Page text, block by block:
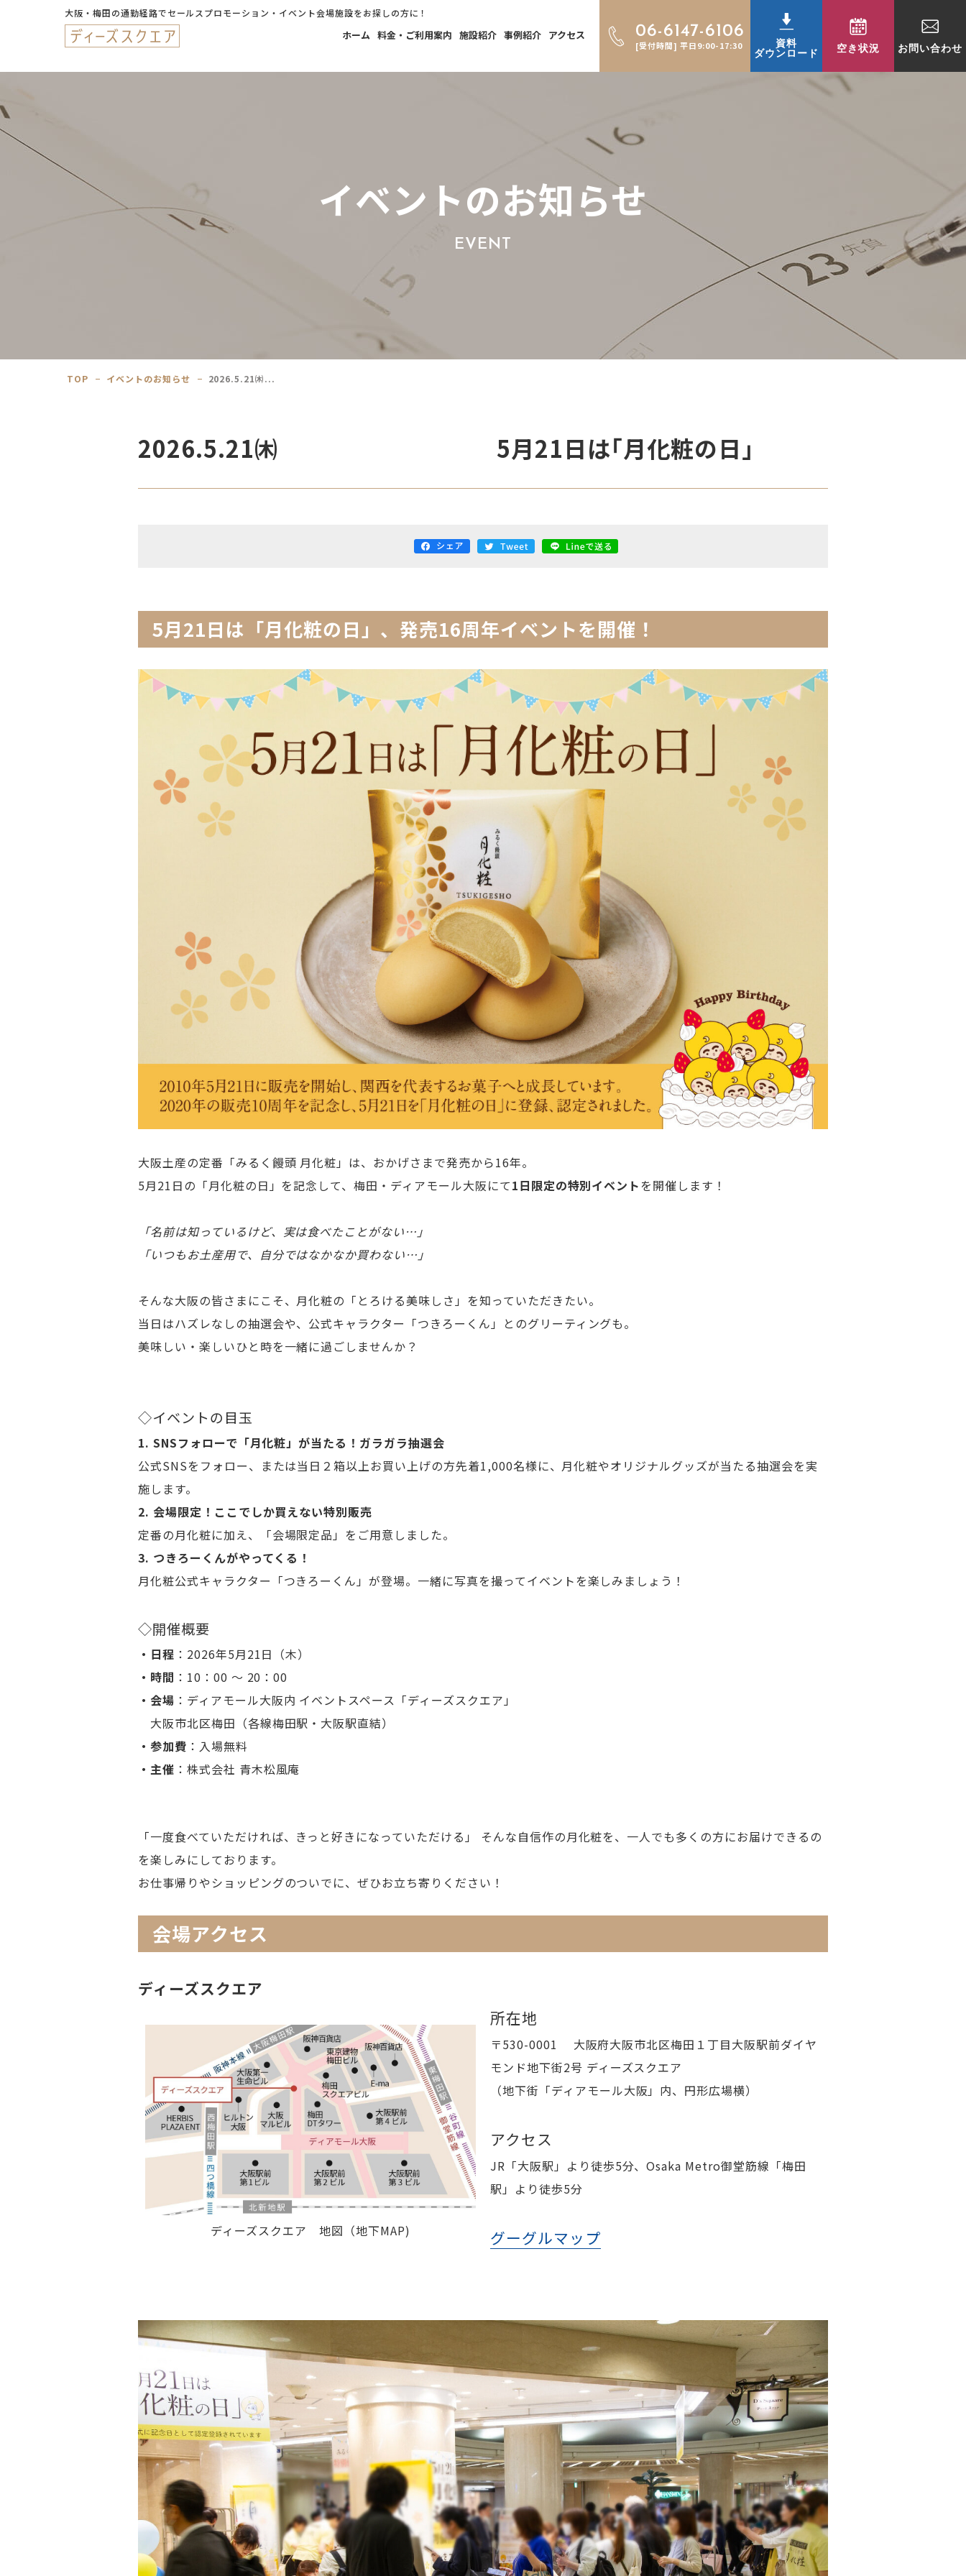
大阪・梅田の通勤経路でセールスプロモーション・イベント会場施設をお探しの方に！
ホーム 料金・ご利用案内 施設紹介 事例紹介 アクセス 06-6147-6106
[受付時間] 平日9:00-17:30
資料
ダウンロード
空き状況 お問い合わせ
イベントのお知らせ
EVENT
TOP イベントのお知らせ 2026.5.21㈭...
2026.5.21㈭ 5月21日は｢月化粧の日｣
5月21日は「月化粧の日」、発売16周年イベントを開催！
大阪土産の定番「みるく饅頭 月化粧」は、おかげさまで発売から16年。
5月21日の「月化粧の日」を記念して、梅田・ディアモール大阪にて1日限定の特別イベントを開催します！
「名前は知っているけど、実は食べたことがない…」
「いつもお土産用で、自分ではなかなか買わない…」
そんな大阪の皆さまにこそ、月化粧の「とろける美味しさ」を知っていただきたい。
当日はハズレなしの抽選会や、公式キャラクター「つきろーくん」とのグリーティングも。
美味しい・楽しいひと時を一緒に過ごしませんか？
◇イベントの目玉
1. SNSフォローで「月化粧」が当たる！ガラガラ抽選会
公式SNSをフォロー、または当日２箱以上お買い上げの方先着1,000名様に、月化粧やオリジナルグッズが当たる抽選会を実
施します。
2. 会場限定！ここでしか買えない特別販売
定番の月化粧に加え、「会場限定品」をご用意しました。
3. つきろーくんがやってくる！
月化粧公式キャラクター「つきろーくん」が登場。一緒に写真を撮ってイベントを楽しみましょう！
◇開催概要
・日程 ：2026年5月21日（木）
・時間 ：10：00 ～ 20：00
・会場 ：ディアモール大阪内 イベントスペース「ディーズスクエア」
大阪市北区梅田（各線梅田駅・大阪駅直結）
・参加費 ：入場無料
・主催 ：株式会社 青木松風庵
「一度食べていただければ、きっと好きになっていただける」 そんな自信作の月化粧を、一人でも多くの方にお届けできるの
を楽しみにしております。
お仕事帰りやショッピングのついでに、ぜひお立ち寄りください！
会場アクセス
ディーズスクエア
ディーズスクエア 地図（地下MAP)
所在地
〒530-0001 大阪府大阪市北区梅田１丁目大阪駅前ダイヤ
モンド地下街2号 ディーズスクエア
（地下街「ディアモール大阪」内、円形広場横）
アクセス
JR「大阪駅」より徒歩5分、Osaka Metro御堂筋線「梅田
駅」より徒歩5分
グーグルマップ